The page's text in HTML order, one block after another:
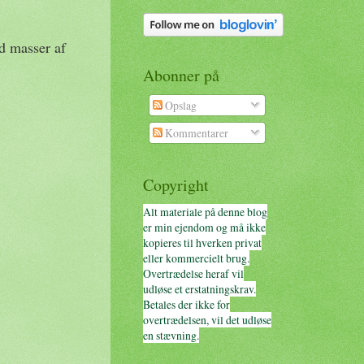
masser af
Abonner på
Opslag
Kommentarer
Copyright
Alt materiale på denne blog
er min ejendom og må ikke
kopieres til hverken privat
eller kommercielt brug.
Overtrædelse heraf vil
udløse et erstatningskrav.
Betales der ikke for
overtrædelsen, vil det udløse
en stævning.